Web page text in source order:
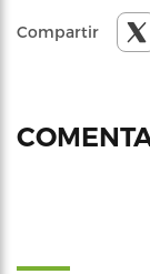
Compartir